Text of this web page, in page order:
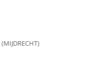
(MIJDRECHT)